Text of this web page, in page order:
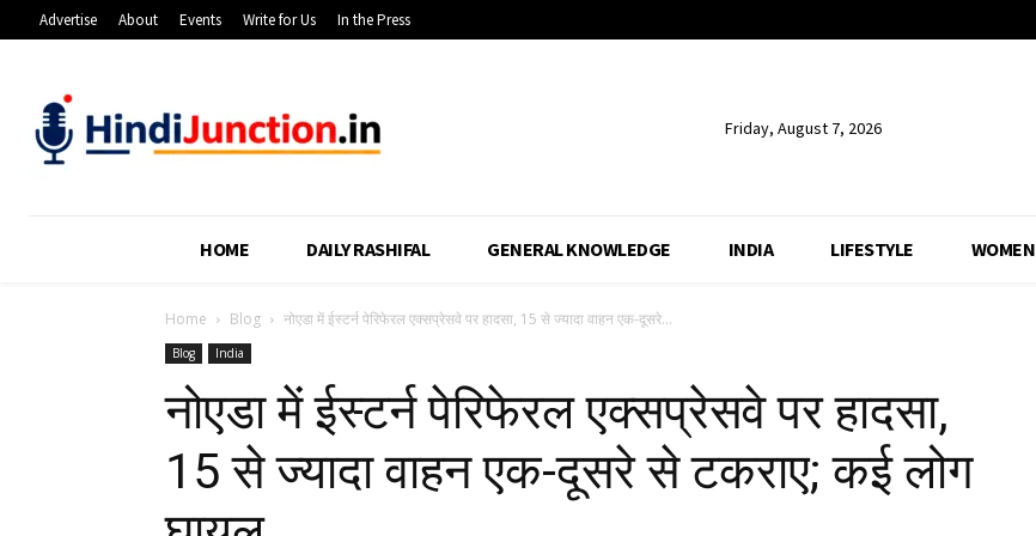
Advertise About Events Write for Us In the Press
Friday, August 7, 2026
HOME DAILY RASHIFAL GENERAL KNOWLEDGE INDIA LIFESTYLE WOMEN
Home Blog नोएडा में ईस्टर्न पेरिफेरल एक्सप्रेसवे पर हादसा, 15 से ज्यादा वाहन एक-दूसरे...
Blog India
नोएडा में ईस्टर्न पेरिफेरल एक्सप्रेसवे पर हादसा,
15 से ज्यादा वाहन एक-दूसरे से टकराए; कई लोग